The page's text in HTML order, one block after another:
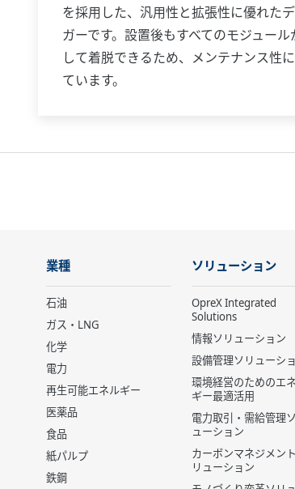
を採用した、汎用性と拡張性に優れた
ガーです。設置後もすべてのモジュール
して着脱できるため、メンテナンス性
ています。
業種
石油
ガス・LNG
化学
電力
再生可能エネルギー
医薬品
食品
紙パルプ
鉄鋼
ソリューション
OpreX Integrated
Solutions
情報ソリューション
設備管理ソリューシ
環境経営のためのエ
ギー最適活用
電力取引・需給管理
ューション
カーボンマネジメン
リューション